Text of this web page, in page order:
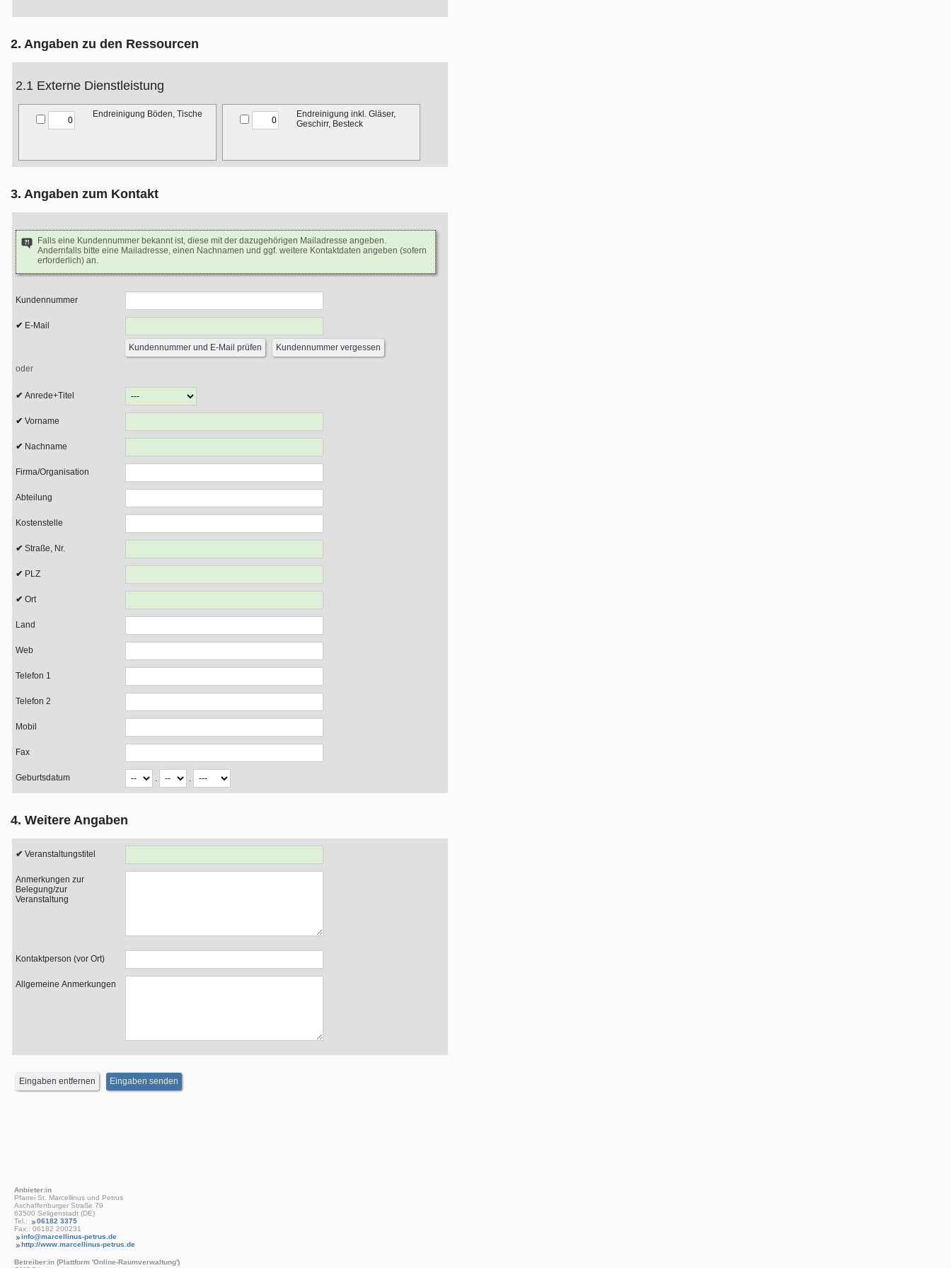
2. Angaben zu den Ressourcen
2.1 Externe Dienstleistung
Endreinigung Böden, Tische
Endreinigung inkl. Gläser,
Geschirr, Besteck
3. Angaben zum Kontakt
Falls eine Kundennummer bekannt ist, diese mit der dazugehörigen Mailadresse angeben.
Andernfalls bitte eine Mailadresse, einen Nachnamen und ggf. weitere Kontaktdaten angeben (sofern
erforderlich) an.
Kundennummer
E-Mail
oder
Anrede+Titel
Vorname
Nachname
Firma/Organisation
Abteilung
Kostenstelle
Straße, Nr.
PLZ
Ort
Land
Web
Telefon 1
Telefon 2
Mobil
Fax
Geburtsdatum . .
4. Weitere Angaben
Veranstaltungstitel
Anmerkungen zur
Belegung/zur
Veranstaltung
Kontaktperson (vor Ort)
Allgemeine Anmerkungen
Anbieter:in
Pfarrei St. Marcellinus und Petrus
Aschaffenburger Straße 79
63500 Seligenstadt (DE)
Tel.:
06182 3375
Fax.: 06182 200231
info@marcellinus-petrus.de
http://www.marcellinus-petrus.de
Betreiber:in (Plattform 'Online-Raumverwaltung')